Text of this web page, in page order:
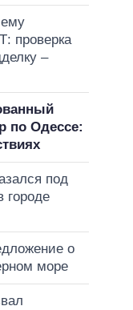
проверка
–
по Одессе:
под
городе
о
море